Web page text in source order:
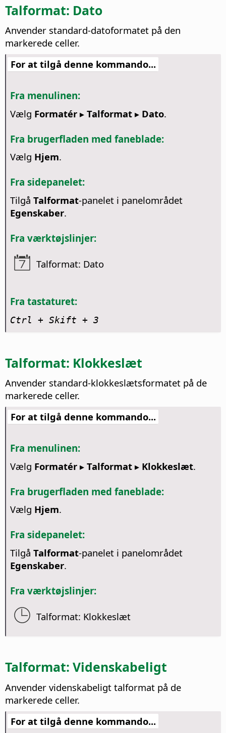
Talformat: Dato
Anvender standard-datoformatet på den
markerede celler.
For at tilgå denne kommando...
Fra menulinen:
Vælg Formatér ▸ Talformat ▸ Dato.
Fra brugerfladen med faneblade:
Vælg Hjem.
Fra sidepanelet:
Tilgå Talformat-panelet i panelområdet
Egenskaber.
Fra værktøjslinjer:
Talformat: Dato
Fra tastaturet:
Ctrl + Skift + 3
Talformat: Klokkeslæt
Anvender standard-klokkeslætsformatet på de
markerede celler.
For at tilgå denne kommando...
Fra menulinen:
Vælg Formatér ▸ Talformat ▸ Klokkeslæt.
Fra brugerfladen med faneblade:
Vælg Hjem.
Fra sidepanelet:
Tilgå Talformat-panelet i panelområdet
Egenskaber.
Fra værktøjslinjer:
Talformat: Klokkeslæt
Talformat: Videnskabeligt
Anvender videnskabeligt talformat på de
markerede celler.
For at tilgå denne kommando...